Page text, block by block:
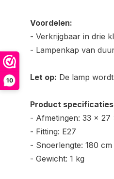
10
Voordelen:
- Verkrijgbaar in drie
- Lampenkap van
Let op: De lamp
Product
- Afmetingen: 33 x 27
- Fitting: E27
- Snoerlengte: 180 cm
- Gewicht: 1 kg